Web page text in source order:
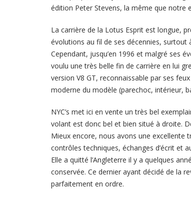
édition Peter Stevens, la même que notre
La carrière de la Lotus Esprit est longue,
évolutions au fil de ses décennies, surtout
Cependant, jusqu’en 1996 et malgré ses
voulu une très belle fin de carrière en lui
version V8 GT, reconnaissable par ses
moderne du modèle (parechoc, intérieur,
NYC’s met ici en vente un très bel
volant est donc bel et bien situé à droite.
Mieux encore, nous avons une excellente
contrôles techniques, échanges d’écrit et
Elle a quitté l’Angleterre il y a quelques
conservée. Ce dernier ayant décidé de la
parfaitement en ordre.